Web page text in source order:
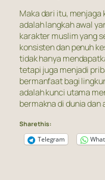
Maka dari itu,
adalah langkah awal
karakter muslim yang
konsisten dan penuh
tidak hanya
tetapi juga menjadi
bermanfaat bagi
adalah kunci utama
bermakna di dunia dan
Share this:
Telegram